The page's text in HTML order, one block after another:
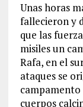
Unas horas
fallecieron y
que las
misiles un
Rafa, en el
ataques se
campamento
cuerpos